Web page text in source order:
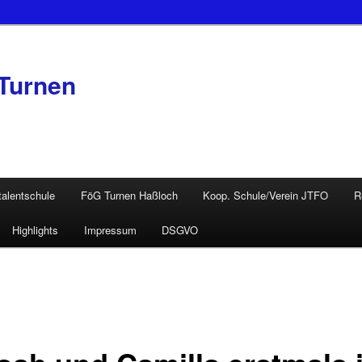
FöG Turnen Haßloch Koop. Schule/Verein JTFO
Highlights Impressum DSGVO